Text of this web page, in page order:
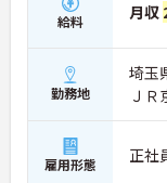
給料 月収
勤務地
埼玉
Ｊ
雇用形態 正社